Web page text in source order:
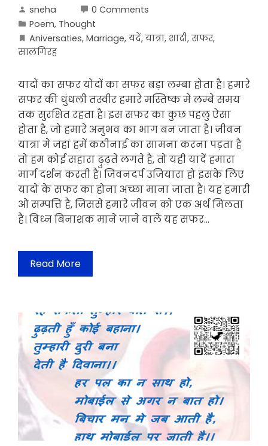
sneha
0 Comments
Poem, Thought
Aniversaties, Marriage, यदें, यात्रा, शादी, सफर,
सालगिरह
यादों का सफर योदों का सफर बड़ा लम्बा होता है। हमारे
सफर की धुंधली तस्वीर हमारे मस्तिष्क मे लम्बे समय
तक सुरक्षित रहता है। इस सफर का कुछ पहलु ऐसा
होता है, जो हमारे अनुभव का भाग बन जाता है। जीवन
यात्रा मे जहां हमें कठीनाई का सामना करना पड़ता है
तो हम कोई सहारा ढ़ुढ़ते लगते है, तो यही यादें हमारा
मार्ग दर्शन करती है। जिवनदर्प उजियारा हो इसके लिए
यादो के सफर का होना अच्छा माना जाता है। यह हमारी
ओ सम्पत्ति है, जिससे हमारे जीवन को एक अर्थ मिलता
है। विध्न बिनाशक माने जाने वाले यह सफर…
Read More